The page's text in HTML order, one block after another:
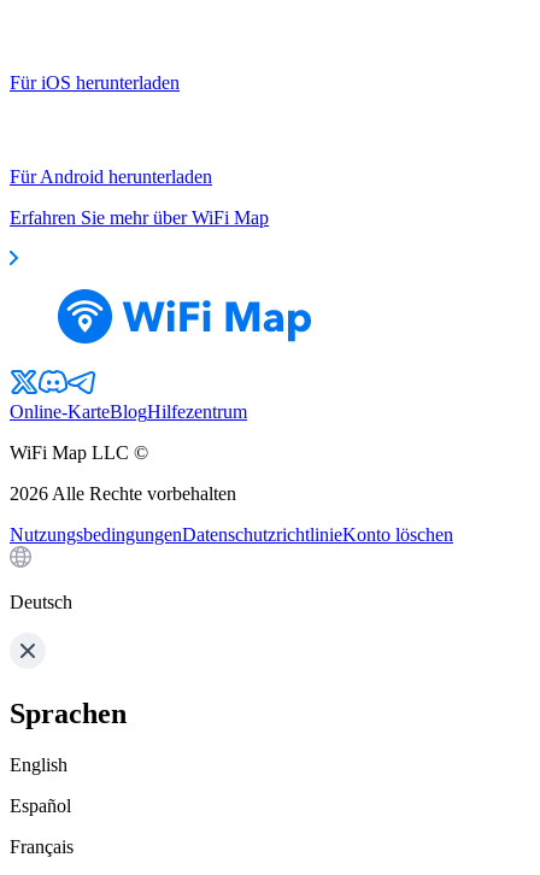
Für iOS herunterladen
Für Android herunterladen
Erfahren Sie mehr über WiFi Map
Online-KarteBlogHilfezentrum
WiFi Map LLC ©
2026 Alle Rechte vorbehalten
NutzungsbedingungenDatenschutzrichtlinieKonto löschen
Deutsch
Sprachen
English
Español
Français